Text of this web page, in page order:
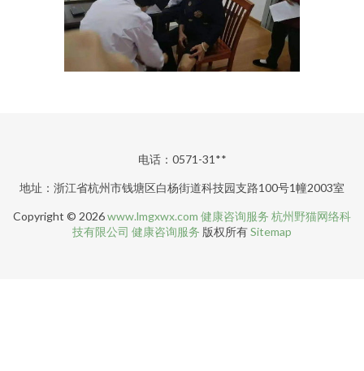
电话：0571-31**
地址：浙江省杭州市钱塘区白杨街道科技园支路100号1幢2003室
Copyright © 2026www.lmgxwx.com 健康咨询服务 杭州野猫网络科
技有限公司 健康咨询服务 版权所有Sitemap